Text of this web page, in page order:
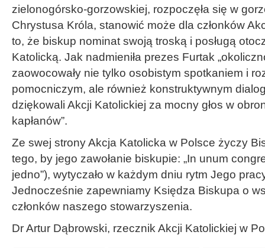
zielonogórsko-gorzowskiej, rozpoczęła się w
Chrystusa Króla, stanowić może dla członków
to, że biskup nominat swoją troską i posługą
Katolicką. Jak nadmieniła prezes Furtak
zaowocowały nie tylko osobistym spotkaniem i
pomocniczym, ale również konstruktywnym
dziękowali Akcji Katolickiej za mocny głos w
kapłanów”.
Ze swej strony Akcja Katolicka w Polsce życzy
tego, by jego zawołanie biskupie: „In unum
jedno”), wytyczało w każdym dniu rytm Jego
Jednocześnie zapewniamy Księdza Biskupa o
członków naszego stowarzyszenia.
Dr Artur Dąbrowski, rzecznik Akcji Katolickiej w